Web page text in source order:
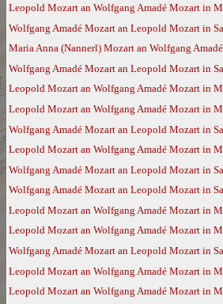
Leopold Mozart an Wolfgang Amadé Mozart in
Wolfgang Amadé Mozart an Leopold Mozart in
Maria Anna (Nannerl) Mozart an Wolfgang
Wolfgang Amadé Mozart an Leopold Mozart in
Leopold Mozart an Wolfgang Amadé Mozart in
Leopold Mozart an Wolfgang Amadé Mozart in
Wolfgang Amadé Mozart an Leopold Mozart in
Leopold Mozart an Wolfgang Amadé Mozart in
Wolfgang Amadé Mozart an Leopold Mozart in
Wolfgang Amadé Mozart an Leopold Mozart in
Leopold Mozart an Wolfgang Amadé Mozart in
Leopold Mozart an Wolfgang Amadé Mozart in
Wolfgang Amadé Mozart an Leopold Mozart in
Leopold Mozart an Wolfgang Amadé Mozart in
Leopold Mozart an Wolfgang Amadé Mozart in